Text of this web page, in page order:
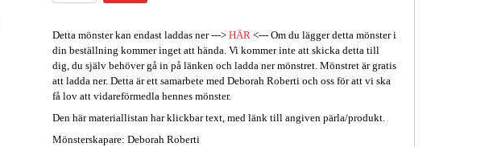
Detta mönster kan endast laddas ner ---> HÄR <--- Om du lägger detta mönster i
din beställning kommer inget att hända. Vi kommer inte att skicka detta till
dig, du själv behöver gå in på länken och ladda ner mönstret. Mönstret är gratis
att ladda ner. Detta är ett samarbete med Deborah Roberti och oss för att vi ska
få lov att vidareförmedla hennes mönster.
Den här materiallistan har klickbar text, med länk till angiven pärla/produkt.
Mönsterskapare: Deborah Roberti